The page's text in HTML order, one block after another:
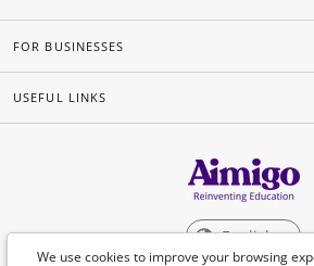
We use cookies to improve your browsing
FOR BUSINESSES
USEFUL LINKS
English